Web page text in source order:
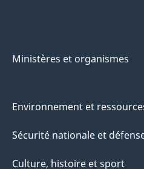
Ministères et organismes
Environnement et
Sécurité nationale et
Culture, histoire et sport